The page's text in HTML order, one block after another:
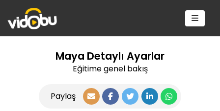
Maya Detaylı Ayarlar
Eğitime genel bakış
Paylaş